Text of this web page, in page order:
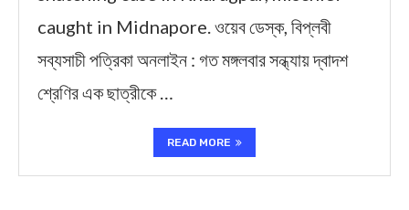
caught in Midnapore. ওয়েব ডেস্ক, বিপ্লবী
সব্যসাচী পত্রিকা অনলাইন : গত মঙ্গলবার সন্ধ্যায় দ্বাদশ
শ্রেণির এক ছাত্রীকে …
READ MORE